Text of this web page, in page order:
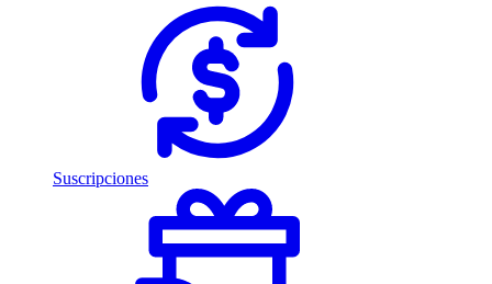
Suscripciones